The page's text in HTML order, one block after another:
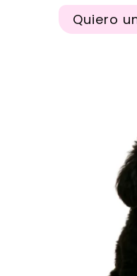
Quiero